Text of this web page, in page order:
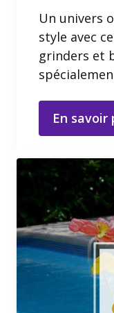
Un univers
style avec
grinders et
En savoir